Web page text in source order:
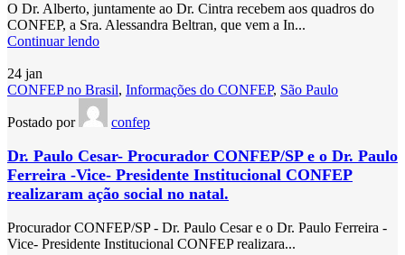
O Dr. Alberto, juntamente ao Dr. Cintra recebem aos quadros do
CONFEP, a Sra. Alessandra Beltran, que vem a In...
Continuar lendo
24 jan
CONFEP no Brasil, Informações do CONFEP, São Paulo
Postado por confep
Dr. Paulo Cesar- Procurador CONFEP/SP e o Dr. Paulo
Ferreira -Vice- Presidente Institucional CONFEP
realizaram ação social no natal.
Procurador CONFEP/SP - Dr. Paulo Cesar e o Dr. Paulo Ferreira -
Vice- Presidente Institucional CONFEP realizara...